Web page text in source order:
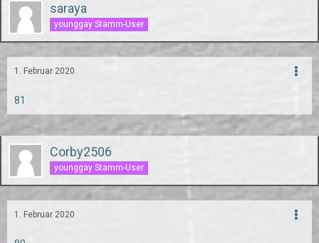
saraya
younggay Stamm-User
1. Februar 2020
81
Corby2506
younggay Stamm-User
1. Februar 2020